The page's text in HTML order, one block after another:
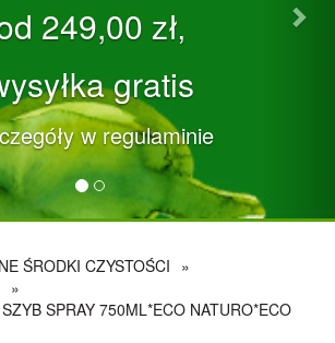
249,00 zł‚
gratis
w regulaminie
Hours
dodatkowe 5
ŚRODKI CZYSTOŚCI »
»
SPRAY 750ML*ECO NATURO*ECO